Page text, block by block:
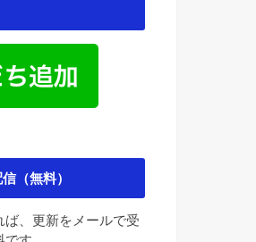
（無料）
ば、更新をメールで受